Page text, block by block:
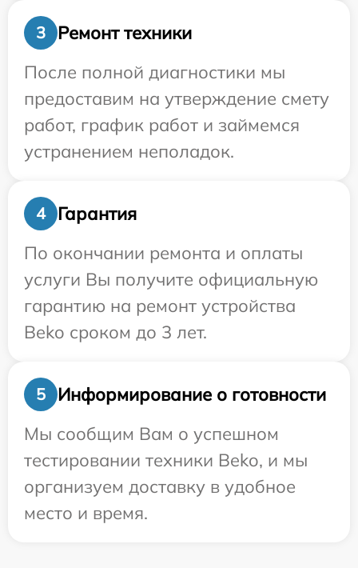
3
Ремонт техники
После полной диагностики мы
предоставим на утверждение смету
работ, график работ и займемся
устранением неполадок.
4
Гарантия
По окончании ремонта и оплаты
услуги Вы получите официальную
гарантию на ремонт устройства
Beko сроком до 3 лет.
5
Информирование о готовности
Мы сообщим Вам о успешном
тестировании техники Beko, и мы
организуем доставку в удобное
место и время.